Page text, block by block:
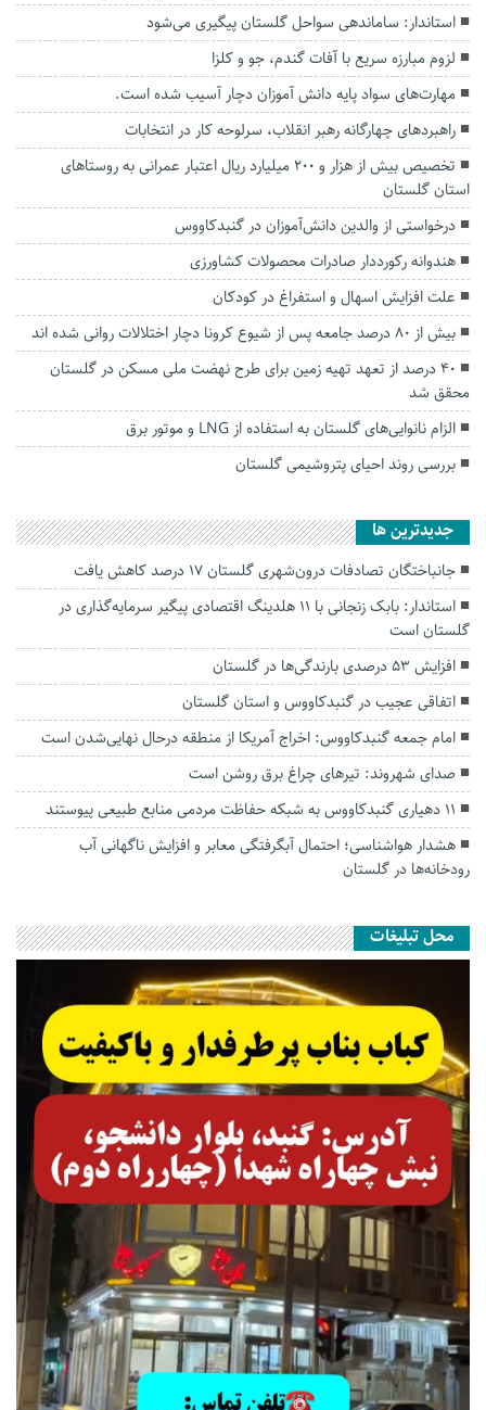
استاندار: ساماندهی سواحل گلستان پیگیری می‌شود
لزوم مبارزه سریع با آفات گندم، جو و کلزا
مهارت‌های سواد پایه دانش آموزان دچار آسیب شده است.
راهبرد‌های چهارگانه رهبر انقلاب، سرلوحه کار در انتخابات
تخصیص بیش از هزار و ۲۰۰ میلیارد ریال اعتبار عمرانی به روستا‌های
استان گلستان
درخواستی از والدین دانش‌آموزان در گنبدکاووس
هندوانه رکورددار صادرات محصولات کشاورزی
علت افزایش اسهال و استفراغ در کودکان
بیش از ۸۰‌ درصد جامعه پس از شیوع کرونا دچار اختلالات روانی شده اند
۴۰ درصد از تعهد تهیه زمین برای طرح نهضت ملی مسکن در گلستان
محقق شد
الزام نانوایی‌های گلستان به استفاده از LNG و موتور برق
بررسی روند احیای پتروشیمی گلستان
جديدترين ها
جانباختگان تصادفات درون‌شهری گلستان ۱۷ درصد کاهش یافت
استاندار: بابک زنجانی با ۱۱ هلدینگ اقتصادی پیگیر سرمایه‌گذاری در
گلستان است
افزایش ۵۳ درصدی بارندگی‌ها در گلستان
اتفاقی عجیب در‌ گنبدکاووس و استان گلستان
امام جمعه گنبدکاووس: اخراج آمریکا از منطقه درحال نهایی‌شدن است
صدای شهروند: تیرهای چراغ برق روشن است
۱۱ دهیاری گنبدکاووس به شبکه حفاظت مردمی منابع طبیعی پیوستند
هشدار هواشناسی؛ احتمال آبگرفتگی معابر و افزایش ناگهانی آب
رودخانه‌ها در گلستان
محل تبلیغات